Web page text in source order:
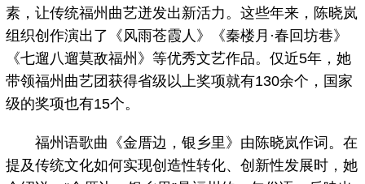
素，让传统福州曲艺迸发出新活力。这些年来，陈晓岚
组织创作演出了《风雨苍霞人》《秦楼月·春回坊巷》
《七遛八遛莫敌福州》等优秀文艺作品。仅近5年，她
带领福州曲艺团获得省级以上奖项就有130余个，国家
级的奖项也有15个。
福州语歌曲《金厝边，银乡里》由陈晓岚作词。在
提及传统文化如何实现创造性转化、创新性发展时，她